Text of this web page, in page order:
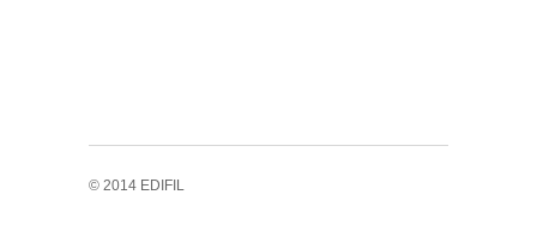
© 2014 EDIFIL